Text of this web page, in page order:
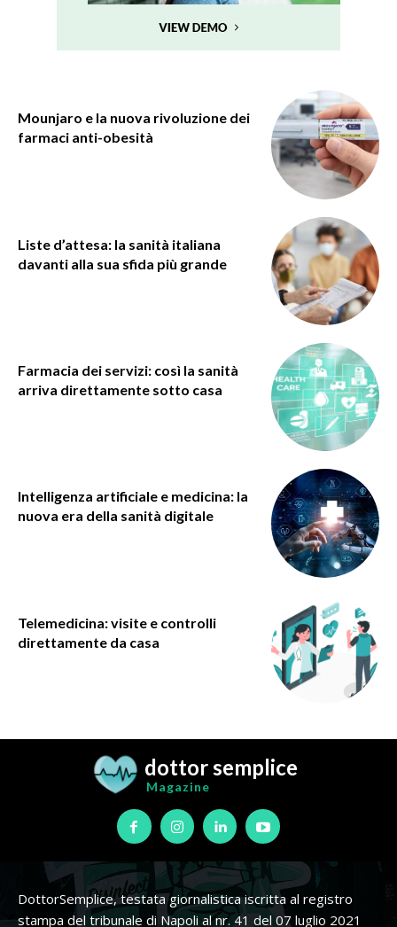
Mounjaro e la nuova rivoluzione dei
farmaci anti-obesità
Liste d’attesa: la sanità italiana
davanti alla sua sfida più grande
Farmacia dei servizi: così la sanità
arriva direttamente sotto casa
Intelligenza artificiale e medicina: la
nuova era della sanità digitale
Telemedicina: visite e controlli
direttamente da casa
dottor semplice
Magazine
DottorSemplice, testata giornalistica iscritta al registro
stampa del tribunale di Napoli al nr. 41 del 07 luglio 2021